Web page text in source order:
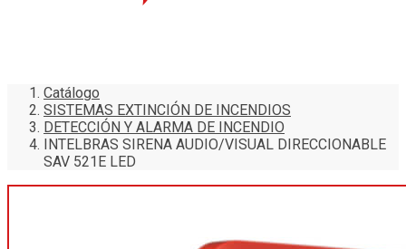
Catálogo
SISTEMAS EXTINCIÓN DE INCENDIOS
DETECCIÓN Y ALARMA DE INCENDIO
INTELBRAS SIRENA AUDIO/VISUAL DIRECCIONABLE
SAV 521E LED